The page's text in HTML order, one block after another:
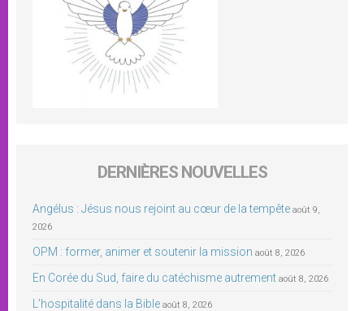
DERNIÈRES NOUVELLES
Angélus : Jésus nous rejoint au cœur de la tempête août 9,
2026
OPM : former, animer et soutenir la mission août 8, 2026
En Corée du Sud, faire du catéchisme autrement août 8, 2026
L’hospitalité dans la Bible août 8, 2026